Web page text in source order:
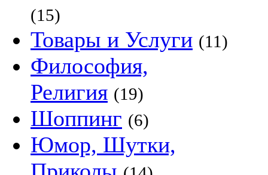
(15)
Товары и Услуги (11)
Философия,
Религия (19)
Шоппинг (6)
Юмор, Шутки,